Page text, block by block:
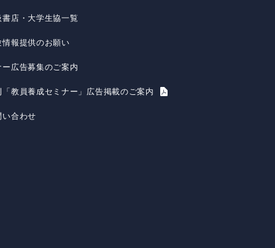
書店・大学生協一覧
情報提供のお願い
ー広告募集のご案内
「教員養成セミナー」広告掲載のご案内
い合わせ